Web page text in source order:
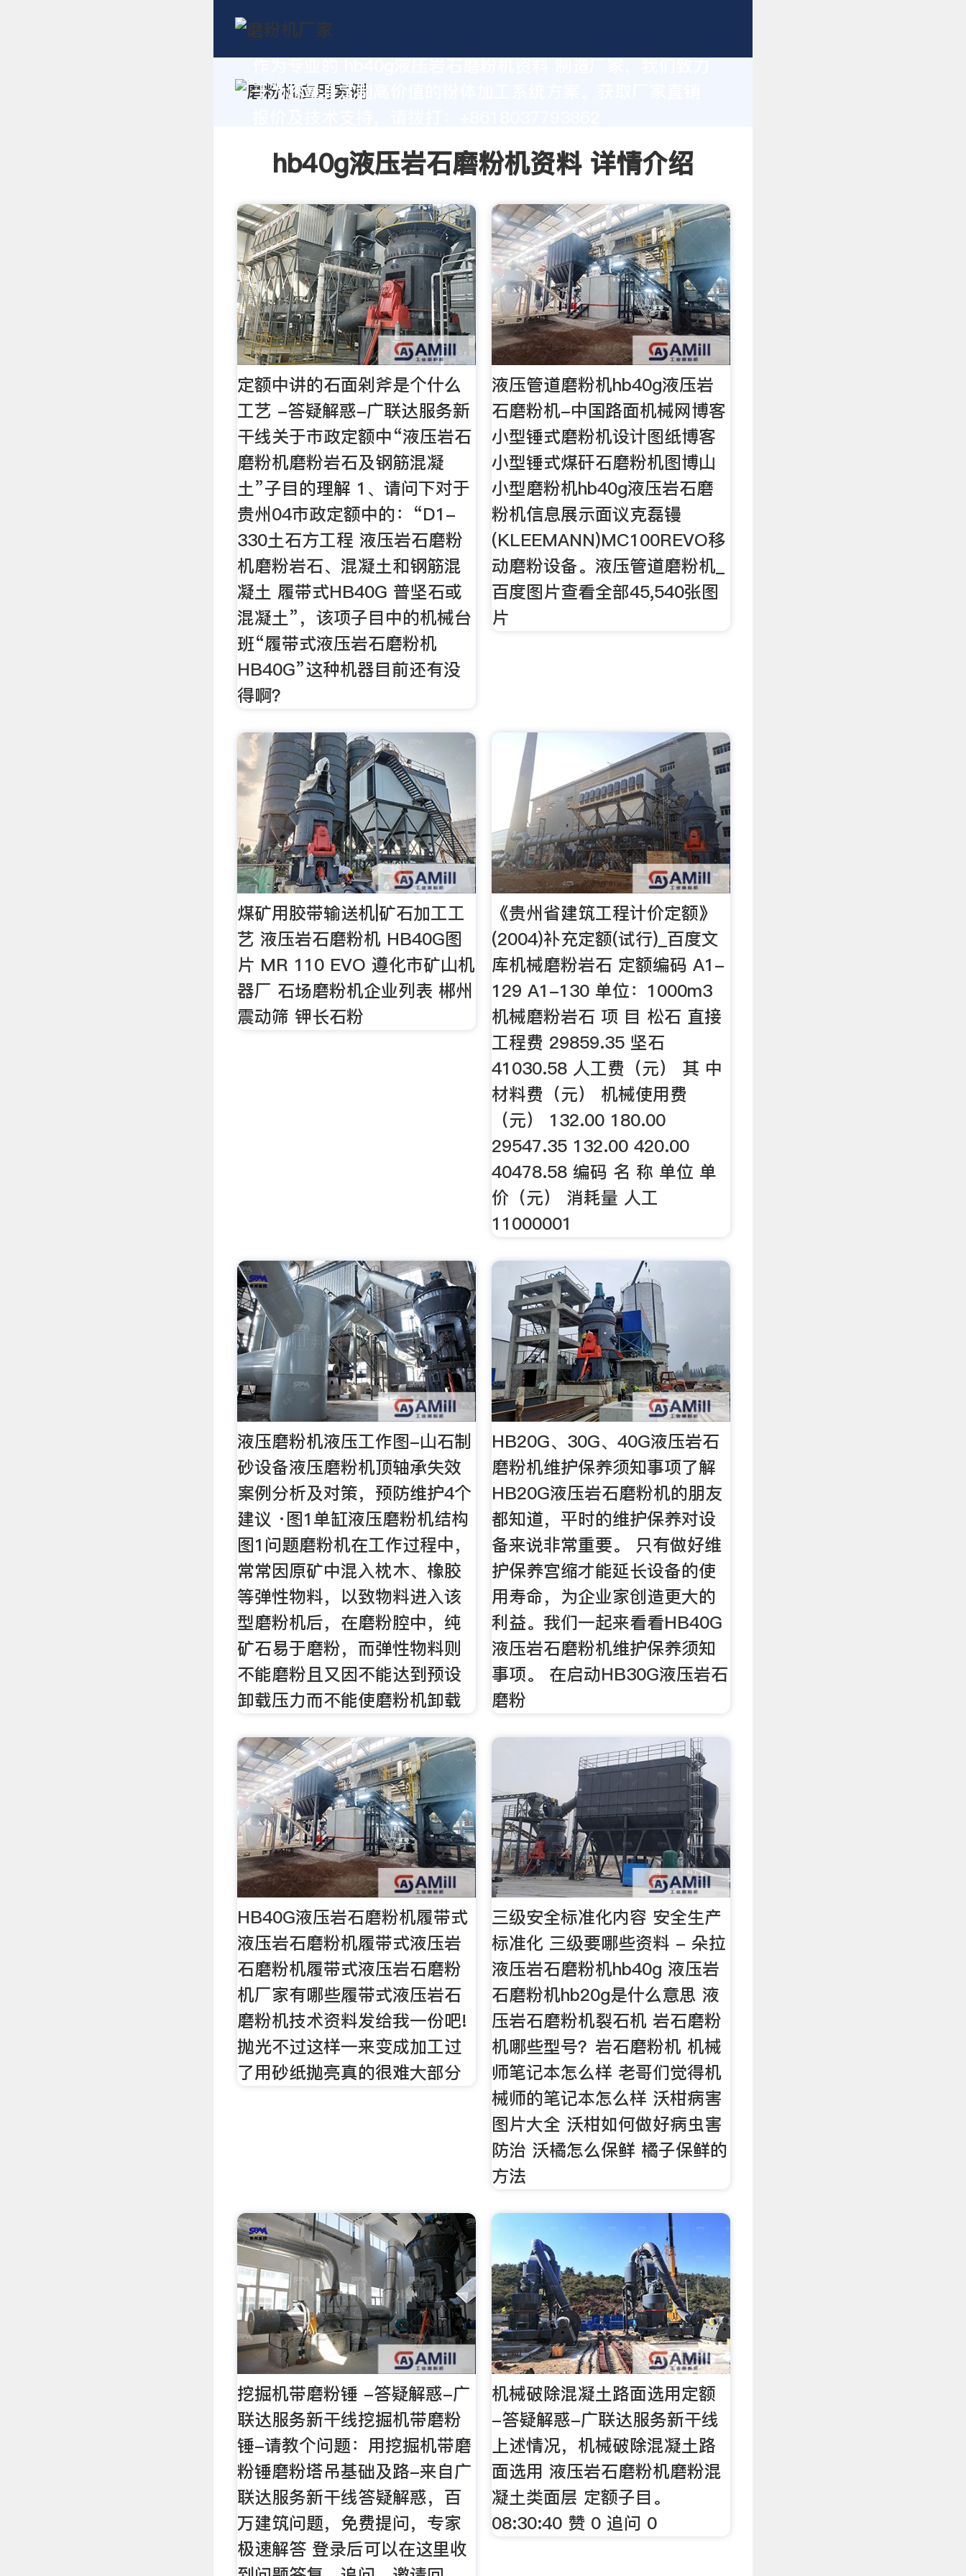
于为您量身定制高价值的粉体加工系统方案。获取厂家直销
hb40g液压岩石磨粉机资料 详情介绍
定额中讲的石面剁斧是个什么
工艺 -答疑解惑-广联达服务新
干线关于市政定额中“液压岩石
磨粉机磨粉岩石及钢筋混凝
土”子目的理解 1、请问下对于
贵州04市政定额中的：“D1-
330土石方工程 液压岩石磨粉
机磨粉岩石、混凝土和钢筋混
凝土 履带式HB40G 普坚石或
混凝土”，该项子目中的机械台
班“履带式液压岩石磨粉机
HB40G”这种机器目前还有没
得啊？
液压管道磨粉机hb40g液压岩
石磨粉机-中国路面机械网博客
小型锤式磨粉机设计图纸博客
小型锤式煤矸石磨粉机图博山
小型磨粉机hb40g液压岩石磨
粉机信息展示面议克磊镘
(KLEEMANN)MC100REVO移
动磨粉设备。液压管道磨粉机_
百度图片查看全部45,540张图
片
煤矿用胶带输送机|矿石加工工
艺 液压岩石磨粉机 HB40G图
片 MR 110 EVO 遵化市矿山机
器厂 石场磨粉机企业列表 郴州
震动筛 钾长石粉
《贵州省建筑工程计价定额》
(2004)补充定额(试行)_百度文
库机械磨粉岩石 定额编码 A1-
129 A1-130 单位：1000m3
机械磨粉岩石 项 目 松石 直接
工程费 29859.35 坚石
41030.58 人工费（元） 其 中
材料费（元） 机械使用费
（元） 132.00 180.00
29547.35 132.00 420.00
40478.58 编码 名 称 单位 单
价（元） 消耗量 人工
11000001
液压磨粉机液压工作图-山石制
砂设备液压磨粉机顶轴承失效
案例分析及对策，预防维护4个
建议 ·图1单缸液压磨粉机结构
图1问题磨粉机在工作过程中，
常常因原矿中混入枕木、橡胶
等弹性物料，以致物料进入该
型磨粉机后，在磨粉腔中，纯
矿石易于磨粉，而弹性物料则
不能磨粉且又因不能达到预设
卸载压力而不能使磨粉机卸载
HB20G、30G、40G液压岩石
磨粉机维护保养须知事项了解
HB20G液压岩石磨粉机的朋友
都知道，平时的维护保养对设
备来说非常重要。 只有做好维
护保养宫缩才能延长设备的使
用寿命，为企业家创造更大的
利益。我们一起来看看HB40G
液压岩石磨粉机维护保养须知
事项。 在启动HB30G液压岩石
磨粉
HB40G液压岩石磨粉机履带式
液压岩石磨粉机履带式液压岩
石磨粉机履带式液压岩石磨粉
机厂家有哪些履带式液压岩石
磨粉机技术资料发给我一份吧!
抛光不过这样一来变成加工过
了用砂纸抛亮真的很难大部分
三级安全标准化内容 安全生产
标准化 三级要哪些资料 - 朵拉
液压岩石磨粉机hb40g 液压岩
石磨粉机hb20g是什么意思 液
压岩石磨粉机裂石机 岩石磨粉
机哪些型号？岩石磨粉机 机械
师笔记本怎么样 老哥们觉得机
械师的笔记本怎么样 沃柑病害
图片大全 沃柑如何做好病虫害
防治 沃橘怎么保鲜 橘子保鲜的
方法
挖掘机带磨粉锤 -答疑解惑-广
联达服务新干线挖掘机带磨粉
锤-请教个问题：用挖掘机带磨
粉锤磨粉塔吊基础及路-来自广
联达服务新干线答疑解惑，百
万建筑问题，免费提问，专家
极速解答 登录后可以在这里收
机械破除混凝土路面选用定额
-答疑解惑-广联达服务新干线
上述情况，机械破除混凝土路
面选用 液压岩石磨粉机磨粉混
凝土类面层 定额子目。
08:30:40 赞 0 追问 0